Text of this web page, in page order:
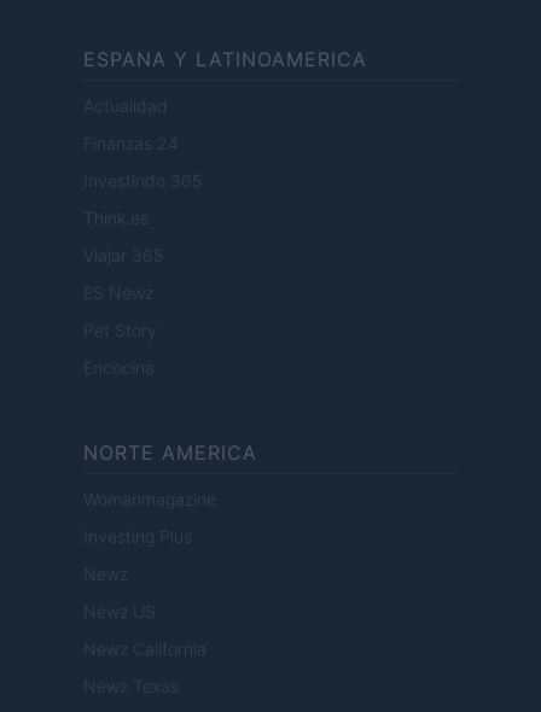
ESPANA Y LATINOAMERICA
Actualidad
Finanzas 24
Investindo 365
Think.es
Viajar 365
ES Newz
Pet Story
Encocina
NORTE AMERICA
Womanmagazine
Investing Plus
Newz
Newz US
Newz California
Newz Texas